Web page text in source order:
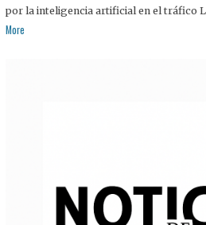
por la inteligencia artificial en el tráfico
More